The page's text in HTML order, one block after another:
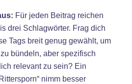
Für jeden Beitrag reichen
drei Schlagwörter. Frag dich
Tags breit genug gewählt, um
bündeln, aber spezifisch
relevant zu sein? Ein
nimm besser